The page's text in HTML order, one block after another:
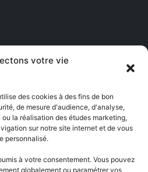
votre vie
des cookies à des fins de bon
de mesure d'audience, d'analyse,
la réalisation des études marketing,
sur notre site internet et de vous
personnalisé.
à votre consentement. Vous pouvez
globalement ou paramétrer vos
Ezzouar
Ezzouar